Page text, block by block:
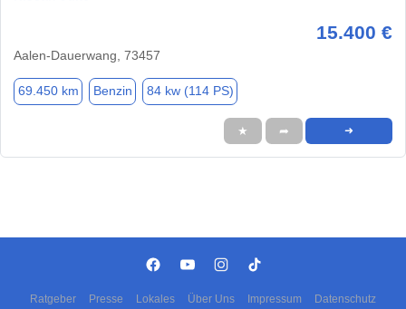
15.400 €
Aalen-Dauerwang, 73457
69.450 km Benzin 84 kw (114 PS)
★ ➦ ➜
Ratgeber Presse Lokales Über Uns Impressum Datenschutz